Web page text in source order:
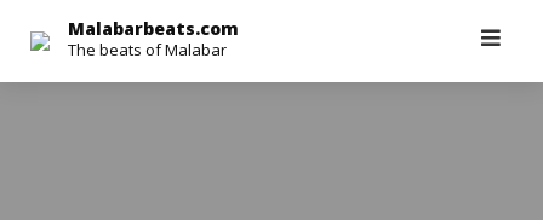
content
Malabarbeats.com
The beats of Malabar